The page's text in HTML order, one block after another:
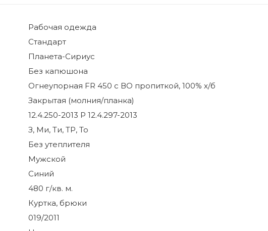
Рабочая одежда
Стандарт
Планета-Сириус
Без капюшона
Огнеупорная FR 450 с ВО пропиткой, 100% х/б
Закрытая (молния/планка)
12.4.250-2013 Р 12.4.297-2013
З, Ми, Ти, ТР, То
Без утеплителя
Мужской
Синий
480 г/кв. м.
Куртка, брюки
019/2011